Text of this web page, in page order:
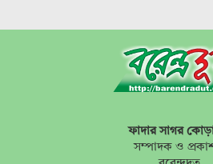
ফাদার সাগর
সম্পাদক ও